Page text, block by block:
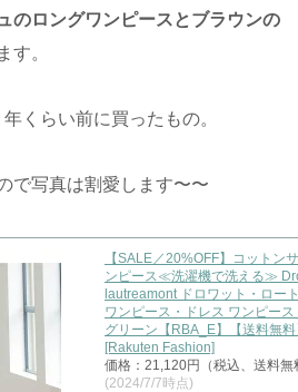
のロングワンピースとブラウンの
す。
年くらい前に買ったもの。
で写真は割愛します〜〜
【SALE／20%OFF】コットン
ンピース≪洗濯機で洗える≫
lautreamont ドロワット・ロー
ワンピース・ドレス ワンピー
グリーン【RBA_E】【送料無
[Rakuten Fashion]
価格：21,120円（税込、送料無
(2024/7/7時点)